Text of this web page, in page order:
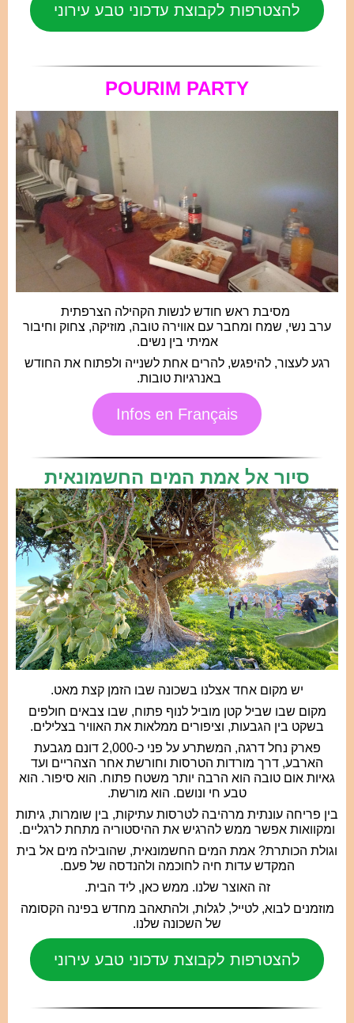
להצטרפות לקבוצת עדכוני טבע עירוני
POURIM PARTY
מסיבת ראש חודש לנשות הקהילה הצרפתית
ערב נשי, שמח ומחבר עם אווירה טובה, מוזיקה, צחוק וחיבור
אמיתי בין נשים.
רגע לעצור, להיפגש, להרים אחת לשנייה ולפתוח את החודש
באנרגיות טובות.
Infos en Français
סיור אל אמת המים החשמונאית
יש מקום אחד אצלנו בשכונה שבו הזמן קצת מאט.
מקום שבו שביל קטן מוביל לנוף פתוח, שבו צבאים חולפים
בשקט בין הגבעות, וציפורים ממלאות את האוויר בצלילים.
פארק נחל דרגה, המשתרע על פני כ-2,000 דונם מגבעת
הארבע, דרך מורדות הטרסות וחורשת אחר הצהריים ועד
גאיות אום טובה הוא הרבה יותר משטח פתוח. הוא סיפור. הוא
טבע חי ונושם. הוא מורשת.
בין פריחה עונתית מרהיבה לטרסות עתיקות, בין שומרות, גיתות
ומקוואות אפשר ממש להרגיש את ההיסטוריה מתחת לרגליים.
וגולת הכותרת? אמת המים החשמונאית, שהובילה מים אל בית
המקדש עדות חיה לחוכמה ולהנדסה של פעם.
זה האוצר שלנו. ממש כאן, ליד הבית.
מוזמנים לבוא, לטייל, לגלות, ולהתאהב מחדש בפינה הקסומה
של השכונה שלנו.
להצטרפות לקבוצת עדכוני טבע עירוני